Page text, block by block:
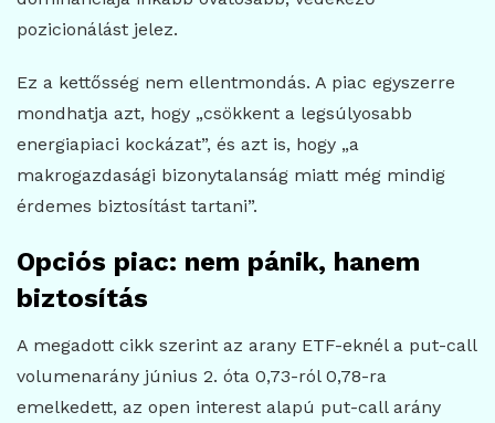
pozicionálást jelez.
Ez a kettősség nem ellentmondás. A piac egyszerre
mondhatja azt, hogy „csökkent a legsúlyosabb
energiapiaci kockázat”, és azt is, hogy „a
makrogazdasági bizonytalanság miatt még mindig
érdemes biztosítást tartani”.
Opciós piac: nem pánik, hanem
biztosítás
A megadott cikk szerint az arany ETF-eknél a put-call
volumenarány június 2. óta 0,73-ról 0,78-ra
emelkedett, az open interest alapú put-call arány